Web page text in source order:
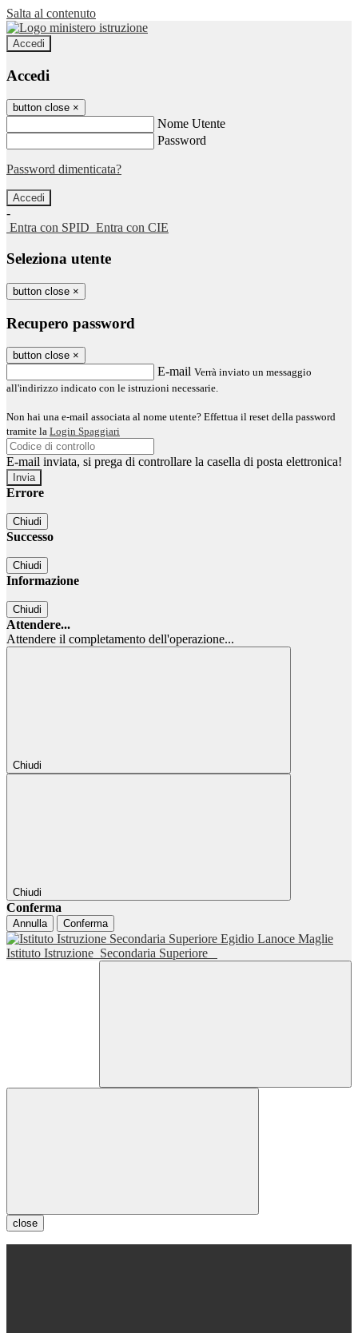
Salta al contenuto
Accedi
Accedi
button close ×
Nome Utente
Password
Password dimenticata?
-
Entra con SPID Entra con CIE
Seleziona utente
button close ×
Recupero password
button close ×
E-mail Verrà inviato un messaggio
all'indirizzo indicato con le istruzioni necessarie.
Non hai una e-mail associata al nome utente? Effettua il reset della password
tramite la Login Spaggiari
E-mail inviata, si prega di controllare la casella di posta elettronica!
Errore
Chiudi
Successo
Chiudi
Informazione
Chiudi
Attendere...
Attendere il completamento dell'operazione...
Chiudi
Chiudi
Conferma
Annulla Conferma
Istituto Istruzione Secondaria Superiore
close